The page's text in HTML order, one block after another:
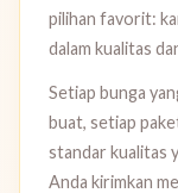
pilihan favorit:
dalam kualitas
Setiap bunga
buat, setiap
standar kualitas
Anda kirimkan